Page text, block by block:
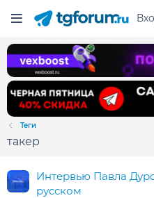
Теги
такер
Интервью Павла
русском